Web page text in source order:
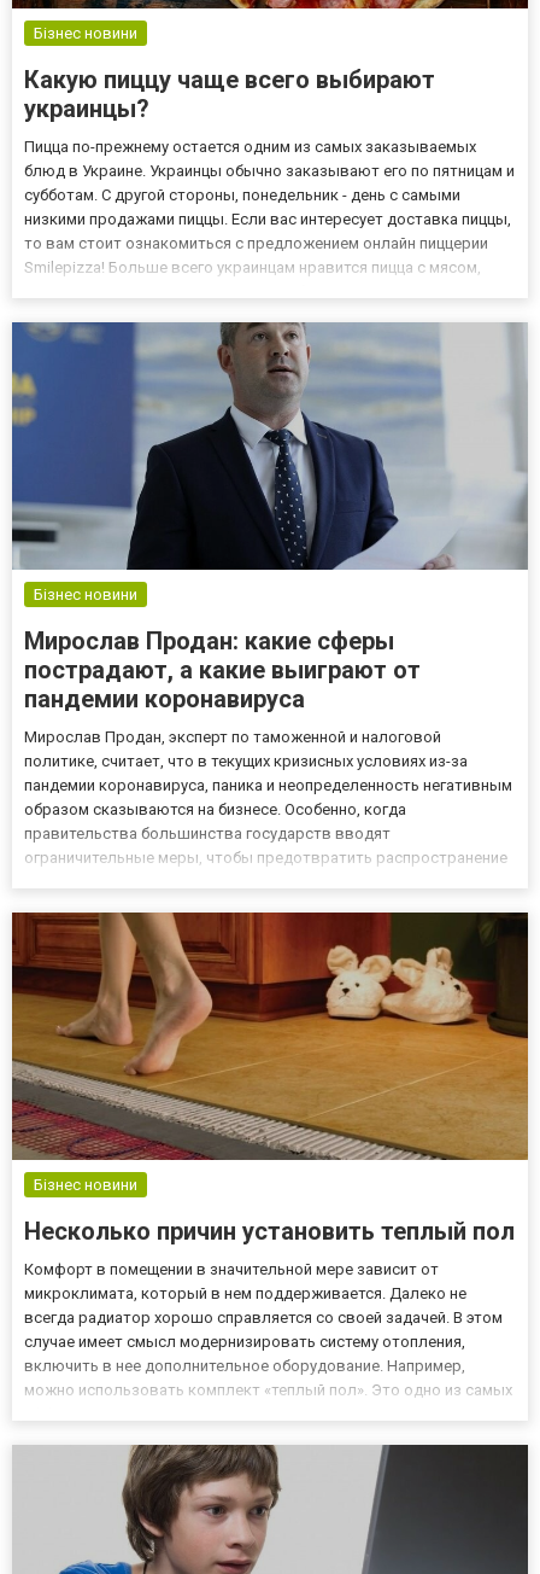
Бізнес новини
Какую пиццу чаще всего выбирают
украинцы?
Пицца по-прежнему остается одним из самых заказываемых
блюд в Украине. Украинцы обычно заказывают его по пятницам и
субботам. С другой стороны, понедельник - день с самыми
низкими продажами пиццы. Если вас интересует доставка пиццы,
то вам стоит ознакомиться с предложением онлайн пиццерии
Smilepizza! Больше всего украинцам нравится пицца с мясом,
Бізнес новини
Мирослав Продан: какие сферы
пострадают, а какие выиграют от
пандемии коронавируса
Мирослав Продан, эксперт по таможенной и налоговой
политике, считает, что в текущих кризисных условиях из-за
пандемии коронавируса, паника и неопределенность негативным
образом сказываются на бизнесе. Особенно, когда
правительства большинства государств вводят
ограничительные меры, чтобы предотвратить распространение
о первых, Продан привел в...
Бізнес новини
Несколько причин установить теплый пол
Комфорт в помещении в значительной мере зависит от
микроклимата, который в нем поддерживается. Далеко не
всегда радиатор хорошо справляется со своей задачей. В этом
случае имеет смысл модернизировать систему отопления,
включить в нее дополнительное оборудование. Например,
можно использовать комплект «теплый пол». Это одно из самых
магазин Plitka....